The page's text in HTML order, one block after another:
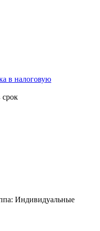
в налоговую
срок
Индивидуальные